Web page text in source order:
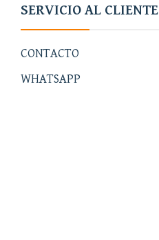
SERVICIO AL CLIENTE
CONTACTO
WHATSAPP